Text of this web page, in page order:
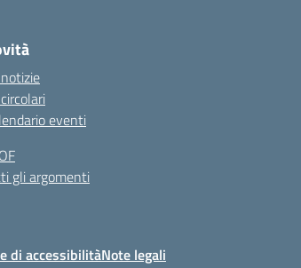
eventi
gli argomenti
di accessibilitàNote legali